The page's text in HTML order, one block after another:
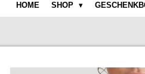
HOME SHOP